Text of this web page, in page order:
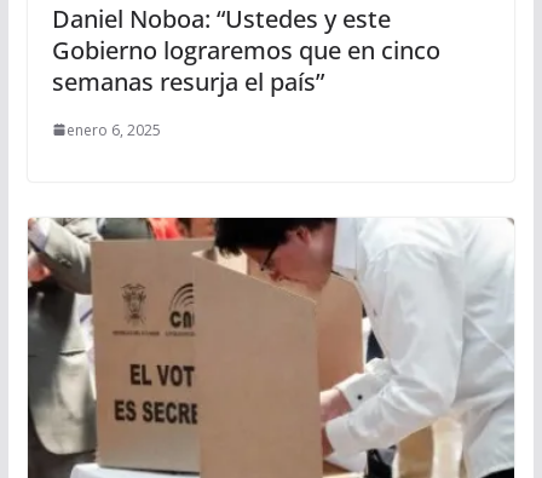
Daniel Noboa: “Ustedes y este
Gobierno lograremos que en cinco
semanas resurja el país”
enero 6, 2025